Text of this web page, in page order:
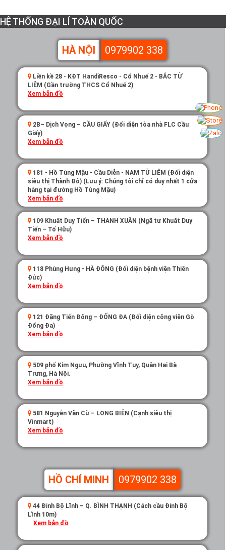
HỆ THỐNG ĐẠI LÍ TOÀN QUỐC
HÀ NỘI 0979902 338
Liền kề 28 - KĐT HandiResco - Cổ Nhuế 2 - BẮC TỪ
LIÊM (Gần trường THCS Cổ Nhuế 2)
Xem bản đồ
2B– Dịch Vọng – CẦU GIẤY (Đối diện tòa nhà FLC Cầu
Giấy)
Xem bản đồ
181 - Hồ Tùng Mậu - Cầu Diễn - NAM TỪ LIÊM (Đối diện
siêu thị Thành Đô) (Lưu ý: Chúng tôi chỉ có duy nhất 1 cửa
hàng tại đường Hồ Tùng Mậu)
Xem bản đồ
109 Khuất Duy Tiến – THANH XUÂN (Ngã tư Khuất Duy
Tiến – Tố Hữu)
Xem bản đồ
118 Phùng Hưng - HÀ ĐÔNG (Đối diện bệnh viện Thiên
Đức)
Xem bản đồ
121 Đặng Tiến Đông – ĐỐNG ĐA (Đối diện công viên Gò
Đống Đa)
Xem bản đồ
509 phố Kim Ngưu, Phường Vĩnh Tuy, Quận Hai Bà
Trưng, Hà Nội.
Xem bản đồ
581 Nguyễn Văn Cừ – LONG BIÊN (Cạnh siêu thị
Vinmart)
Xem bản đồ
HỒ CHÍ MINH 0979902 338
44 Đinh Bộ Lĩnh – Q. BÌNH THẠNH (Cách cầu Đinh Bộ
Lĩnh 10m)
Xem bản đồ